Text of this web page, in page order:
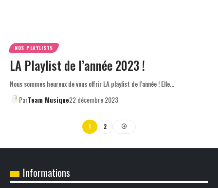
NOS PLAYLISTS
LA Playlist de l’année 2023 !
Nous sommes heureux de vous offrir LA playlist de l’année ! Elle…
ParTeam Musique22 décembre 2023
1 2
Informations